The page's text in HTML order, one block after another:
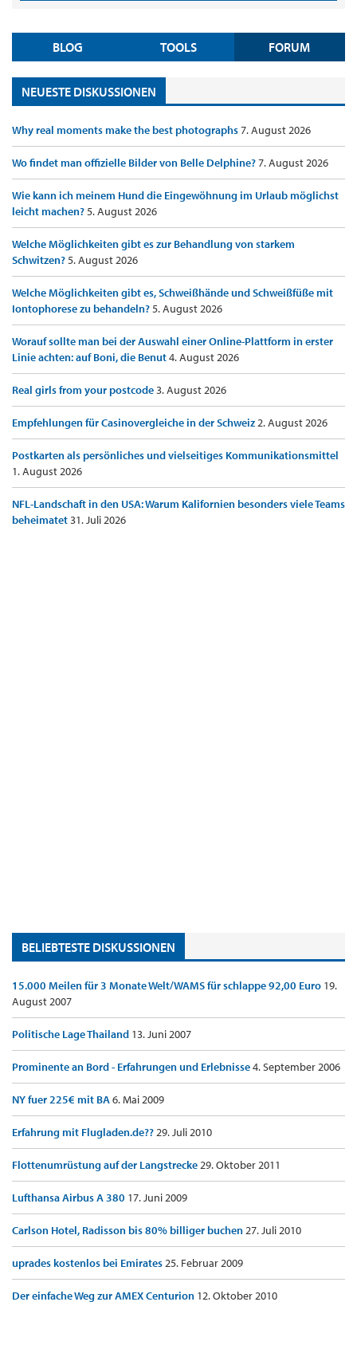
BLOG TOOLS FORUM
NEUESTE DISKUSSIONEN
Why real moments make the best photographs7. August 2026
Wo findet man offizielle Bilder von Belle Delphine?7. August 2026
Wie kann ich meinem Hund die Eingewöhnung im Urlaub möglichst
leicht machen?5. August 2026
Welche Möglichkeiten gibt es zur Behandlung von starkem
Schwitzen?5. August 2026
Welche Möglichkeiten gibt es, Schweißhände und Schweißfüße mit
Iontophorese zu behandeln?5. August 2026
Worauf sollte man bei der Auswahl einer Online-Plattform in erster
Linie achten: auf Boni, die Benut4. August 2026
Real girls from your postcode3. August 2026
Empfehlungen für Casinovergleiche in der Schweiz2. August 2026
Postkarten als persönliches und vielseitiges Kommunikationsmittel
1. August 2026
NFL-Landschaft in den USA: Warum Kalifornien besonders viele Teams
beheimatet31. Juli 2026
BELIEBTESTE DISKUSSIONEN
15.000 Meilen für 3 Monate Welt/WAMS für schlappe 92,00 Euro 19.
August 2007
Politische Lage Thailand 13. Juni 2007
Prominente an Bord - Erfahrungen und Erlebnisse4. September 2006
NY fuer 225€ mit BA6. Mai 2009
Erfahrung mit Flugladen.de??29. Juli 2010
Flottenumrüstung auf der Langstrecke29. Oktober 2011
Lufthansa Airbus A 380 17. Juni 2009
Carlson Hotel, Radisson bis 80% billiger buchen27. Juli 2010
uprades kostenlos bei Emirates25. Februar 2009
Der einfache Weg zur AMEX Centurion 12. Oktober 2010